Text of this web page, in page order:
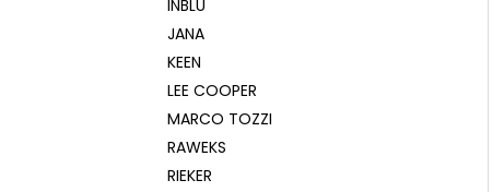
INBLU
JANA
KEEN
LEE COOPER
MARCO TOZZI
RAWEKS
RIEKER